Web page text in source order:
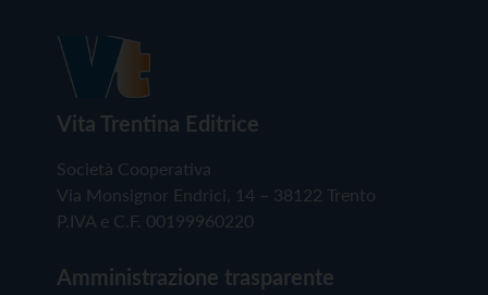
Vita Trentina Editrice
Società Cooperativa
Via Monsignor Endrici, 14 – 38122 Trento
P.IVA e C.F. 00199960220
Amministrazione trasparente